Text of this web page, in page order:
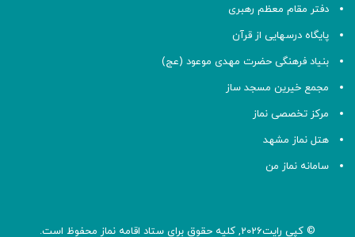
دفتر مقام معظم رهبری
پایگاه درسهایی از قرآن
بنیاد فرهنگی حضرت مهدی موعود (عج)
مجمع خیرین مسجد ساز
مرکز تخصصی نماز
هتل نماز مشهد
سامانه نماز من
© کپی رایت2026, کلیه حقوق برای ستاد اقامه نماز محفوظ است.